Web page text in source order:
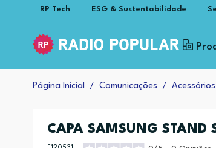
RP Tech ESG & Sustentabilidade
Página Inicial Comunicações
CAPA SAMSUNG STAND